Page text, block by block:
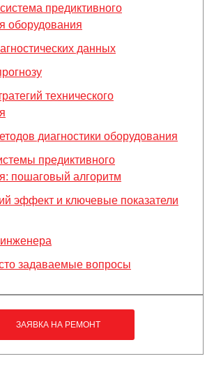
предиктивного
оборудования
данных
технического
диагностики оборудования
предиктивного
пошаговый алгоритм
эффект и ключевые показатели
задаваемые вопросы
ЗАЯВКА НА РЕМОНТ